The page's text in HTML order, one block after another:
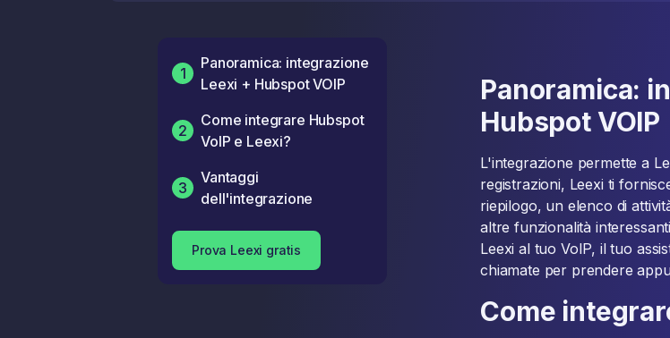
1
Panoramica: integrazione
Leexi + Hubspot VOIP
2
Come integrare Hubspot
VoIP e Leexi?
3
Vantaggi
dell'integrazione
Prova Leexi gratis
Panoramica:
Hubspot VOIP
L'integrazione permette a
registrazioni, Leexi ti
riepilogo, un elenco di
altre funzionalità
Leexi al tuo VoIP, il tuo
chiamate per prendere
Come